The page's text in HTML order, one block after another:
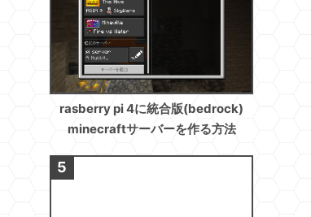
rasberry pi 4に統合版(bedrock)
minecraftサーバーを作る方法